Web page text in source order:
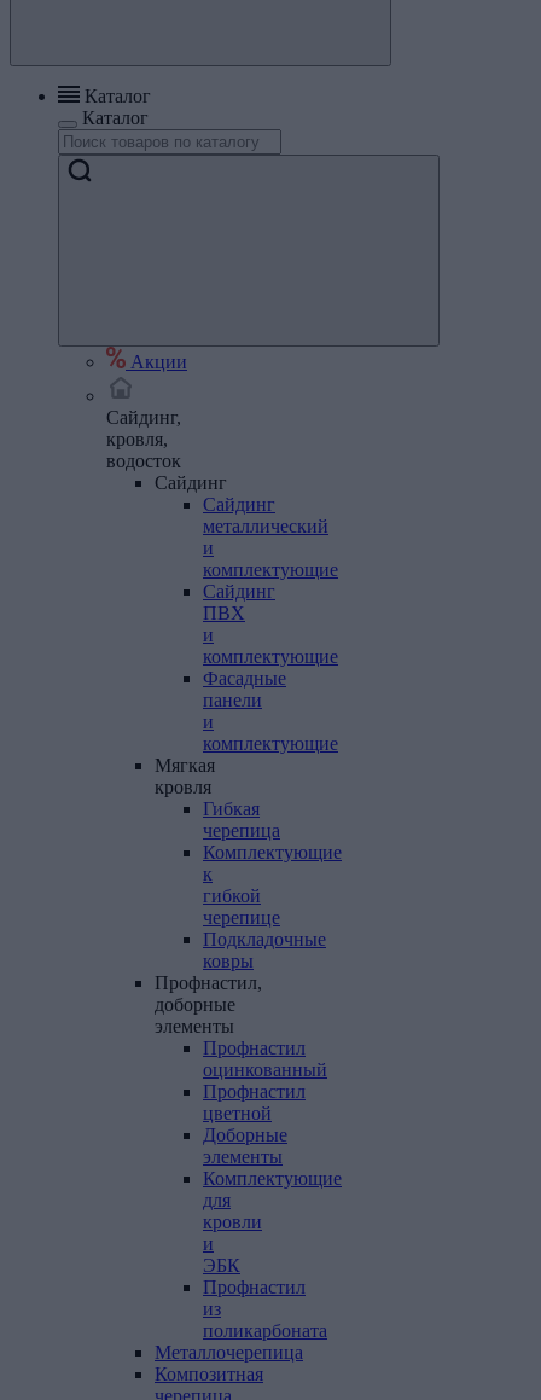
Каталог
Каталог
Акции
Сайдинг,
кровля,
водосток
Сайдинг
Сайдинг
металлический
и
комплектующие
Сайдинг
ПВХ
и
комплектующие
Фасадные
панели
и
комплектующие
Мягкая
кровля
Гибкая
черепица
Комплектующие
к
гибкой
черепице
Подкладочные
ковры
Профнастил,
доборные
элементы
Профнастил
оцинкованный
Профнастил
цветной
Доборные
элементы
Комплектующие
для
кровли
и
ЭБК
Профнастил
из
поликарбоната
Металлочерепица
Композитная
черепица